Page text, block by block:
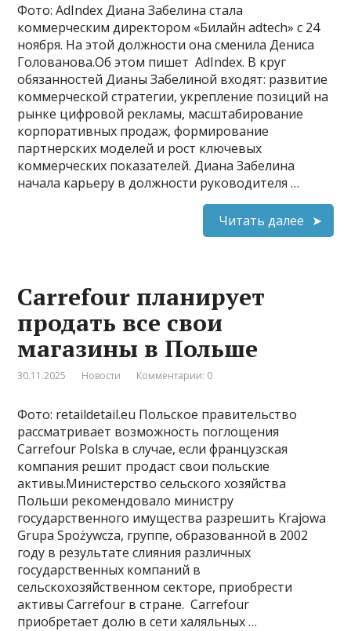
Фото: AdIndex Диана Забелина стала
коммерческим директором «Билайн adtech» c 24
ноября. На этой должности она сменила Дениса
Голованова.Об этом пишет AdIndex. В круг
обязанностей Дианы Забелиной входят: развитие
коммерческой стратегии, укрепление позиций на
рынке цифровой рекламы, масштабирование
корпоративных продаж, формирование
партнерских моделей и рост ключевых
коммерческих показателей. Диана Забелина
начала карьеру в должности руководителя …
Читать далее
Carrefour планирует
продать все свои
магазины в Польше
30.11.2025 Новости Комментарии: 0
Фото: retaildetail.eu Польское правительство
рассматривает возможность поглощения
Carrefour Polska в случае, если французская
компания решит продаст свои польские
активы.Министерство сельского хозяйства
Польши рекомендовало министру
государственного имущества разрешить Krajowa
Grupa Spożywcza, группе, образованной в 2002
году в результате слияния различных
государственных компаний в
сельскохозяйственном секторе, приобрести
активы Carrefour в стране. Carrefour
приобретает долю в сети халяльных …